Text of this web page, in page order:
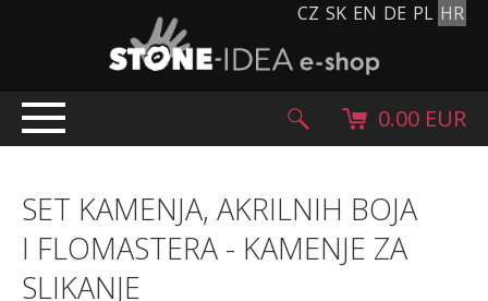
CZ SK EN DE PL HR
PROIZVODI
Kameni tepih
Kameni pločnici i pločice
0.00 EUR
SET KAMENJA, AKRILNIH BOJA
I FLOMASTERA - KAMENJE ZA
SLIKANJE